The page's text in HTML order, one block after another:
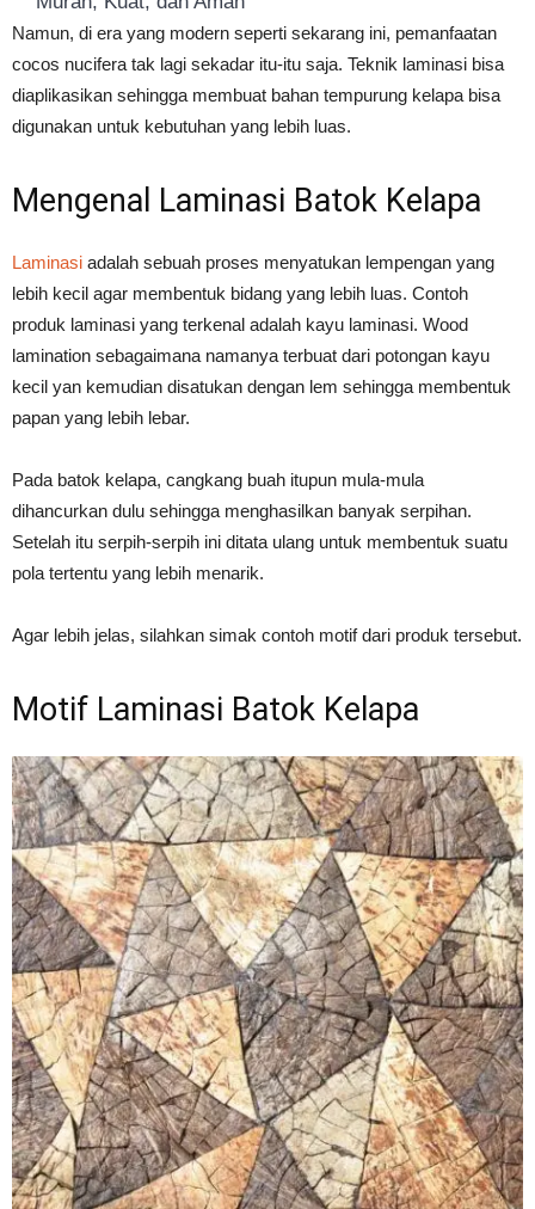
Namun, di era yang modern seperti sekarang ini, pemanfaatan
cocos nucifera tak lagi sekadar itu-itu saja. Teknik laminasi bisa
diaplikasikan sehingga membuat bahan tempurung kelapa bisa
digunakan untuk kebutuhan yang lebih luas.
Mengenal Laminasi Batok Kelapa
Laminasi adalah sebuah proses menyatukan lempengan yang
lebih kecil agar membentuk bidang yang lebih luas. Contoh
produk laminasi yang terkenal adalah kayu laminasi. Wood
lamination sebagaimana namanya terbuat dari potongan kayu
kecil yan kemudian disatukan dengan lem sehingga membentuk
papan yang lebih lebar.
Pada batok kelapa, cangkang buah itupun mula-mula
dihancurkan dulu sehingga menghasilkan banyak serpihan.
Setelah itu serpih-serpih ini ditata ulang untuk membentuk suatu
pola tertentu yang lebih menarik.
Agar lebih jelas, silahkan simak contoh motif dari produk tersebut.
Motif Laminasi Batok Kelapa